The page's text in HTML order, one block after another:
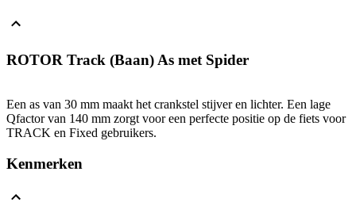
ROTOR Track (Baan) As met Spider
Een as van 30 mm maakt het crankstel stijver en lichter. Een lage
Qfactor van 140 mm zorgt voor een perfecte positie op de fiets voor
TRACK en Fixed gebruikers.
Kenmerken